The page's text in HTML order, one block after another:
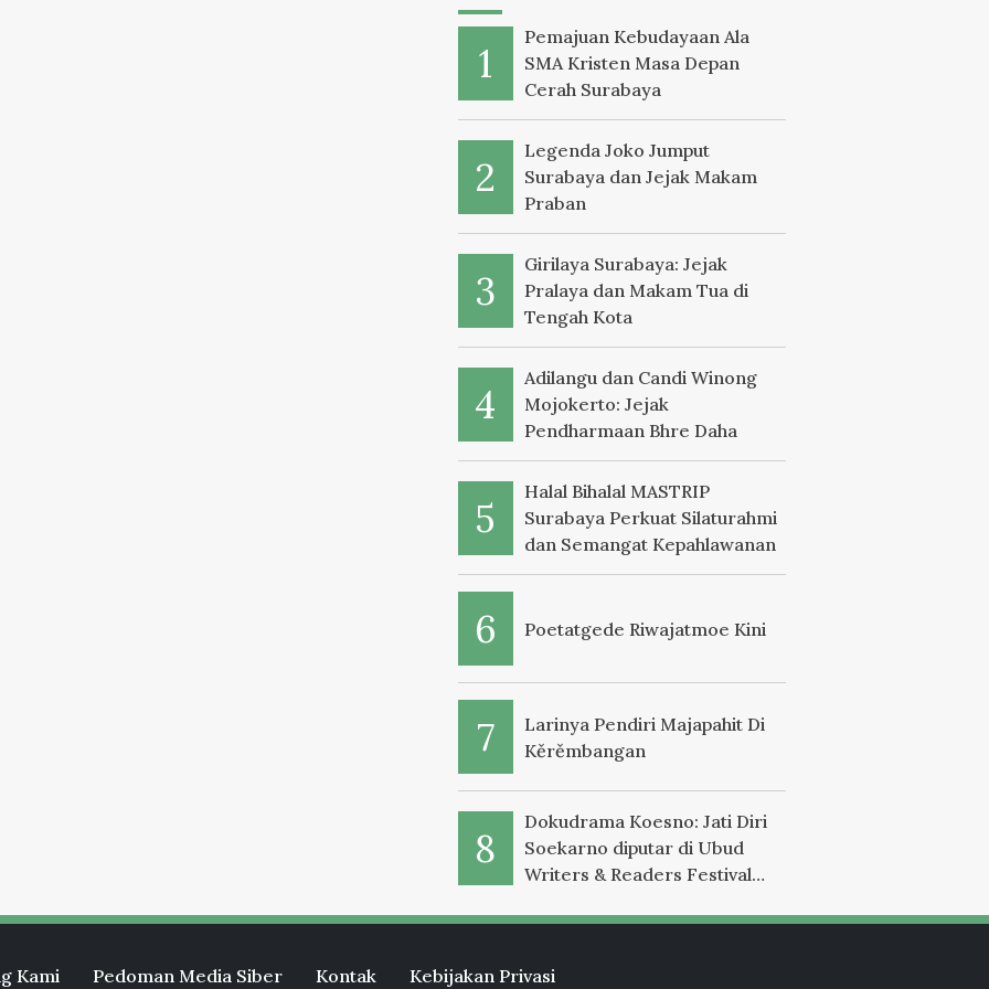
Pemajuan Kebudayaan Ala
SMA Kristen Masa Depan
Cerah Surabaya
Legenda Joko Jumput
Surabaya dan Jejak Makam
Praban
Girilaya Surabaya: Jejak
Pralaya dan Makam Tua di
Tengah Kota
Adilangu dan Candi Winong
Mojokerto: Jejak
Pendharmaan Bhre Daha
Halal Bihalal MASTRIP
Surabaya Perkuat Silaturahmi
dan Semangat Kepahlawanan
Poetatgede Riwajatmoe Kini
Larinya Pendiri Majapahit Di
Kěrěmbangan
Dokudrama Koesno: Jati Diri
Soekarno diputar di Ubud
Writers & Readers Festival
Kami Pedoman Media Siber Kontak Kebijakan Privasi